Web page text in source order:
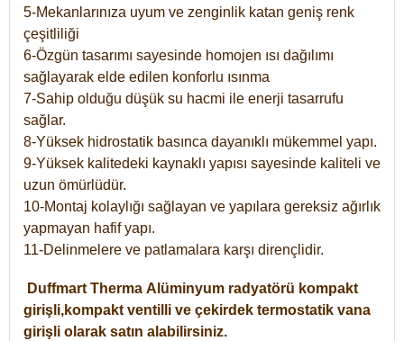
5-Mekanlarınıza uyum ve zenginlik katan geniş renk
çeşitliliği
6-Özgün tasarımı sayesinde homojen ısı dağılımı
sağlayarak elde edilen konforlu ısınma
7-Sahip olduğu düşük su hacmi ile enerji tasarrufu
sağlar.
8-Yüksek hidrostatik basınca dayanıklı mükemmel yapı.
9-Yüksek kalitedeki kaynaklı yapısı sayesinde kaliteli ve
uzun ömürlüdür.
10-Montaj kolaylığı sağlayan ve yapılara gereksiz ağırlık
yapmayan hafif yapı.
11-Delinmelere ve patlamalara karşı dirençlidir.
Duffmart Therma Alüminyum radyatörü kompakt
girişli,kompakt ventilli ve çekirdek termostatik vana
girişli olarak satın alabilirsiniz.